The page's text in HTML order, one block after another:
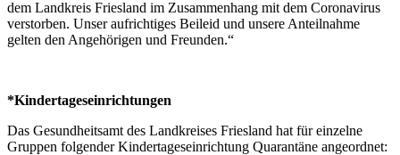
dem Landkreis Friesland im Zusammenhang mit dem Coronavirus
verstorben. Unser aufrichtiges Beileid und unsere Anteilnahme
gelten den Angehörigen und Freunden.“
*Kindertageseinrichtungen
Das Gesundheitsamt des Landkreises Friesland hat für einzelne
Gruppen folgender Kindertageseinrichtung Quarantäne angeordnet: